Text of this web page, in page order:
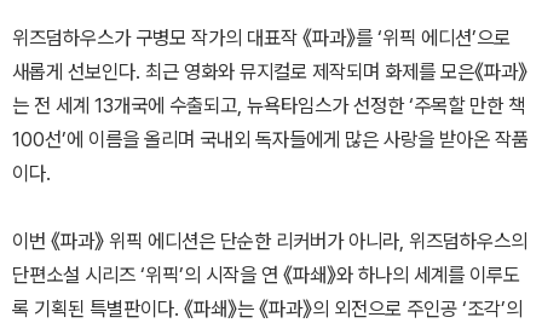
위즈덤하우스가 구병모 작가의 대표작 《파과》를 ‘위픽 에디션’으로
새롭게 선보인다. 최근 영화와 뮤지컬로 제작되며 화제를 모은《파과》
는 전 세계 13개국에 수출되고, 뉴욕타임스가 선정한 ‘주목할 만한 책
100선’에 이름을 올리며 국내외 독자들에게 많은 사랑을 받아온 작품
이다.
이번 《파과》 위픽 에디션은 단순한 리커버가 아니라, 위즈덤하우스의
단편소설 시리즈 ‘위픽’의 시작을 연 《파쇄》와 하나의 세계를 이루도
록 기획된 특별판이다. 《파쇄》는 《파과》의 외전으로 주인공 ‘조각’의